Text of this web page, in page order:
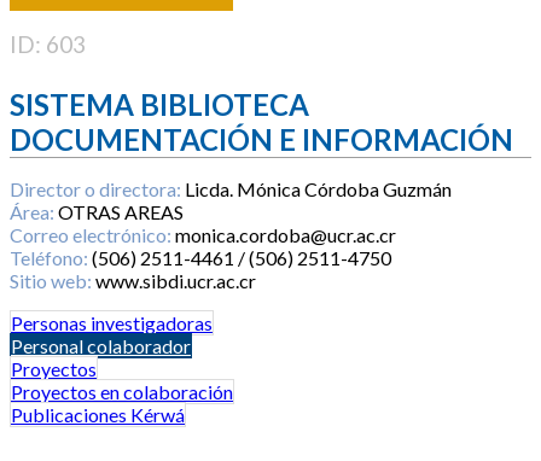
ID: 603
SISTEMA BIBLIOTECA
DOCUMENTACIÓN E INFORMACIÓN
Director o directora: Licda. Mónica Córdoba Guzmán
Área: OTRAS AREAS
Correo electrónico: monica.cordoba@ucr.ac.cr
Teléfono: (506) 2511-4461 / (506) 2511-4750
Sitio web: www.sibdi.ucr.ac.cr
Personas investigadoras
Personal colaborador
Proyectos
Proyectos en colaboración
Publicaciones Kérwá